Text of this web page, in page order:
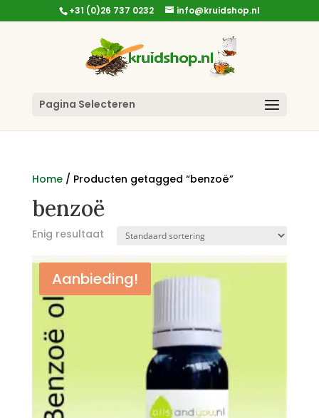
+31 (0)26 737 0232 info@kruidshop.nl
Pagina Selecteren
Home/ Producten getagged “benzoë”
benzoë
Enig resultaat
Aanbieding!